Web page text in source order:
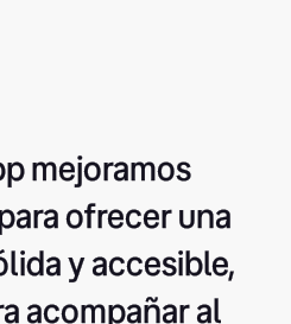
pmejoramos
araofreceruna
lidayaccesible,
aacompañaral